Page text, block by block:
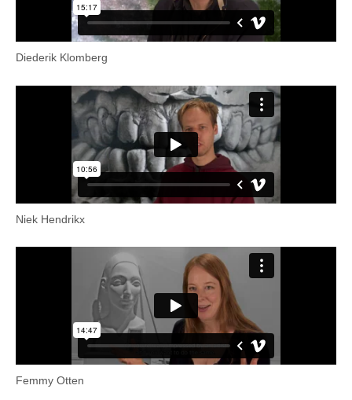
Diederik Klomberg
Niek Hendrikx
Femmy Otten